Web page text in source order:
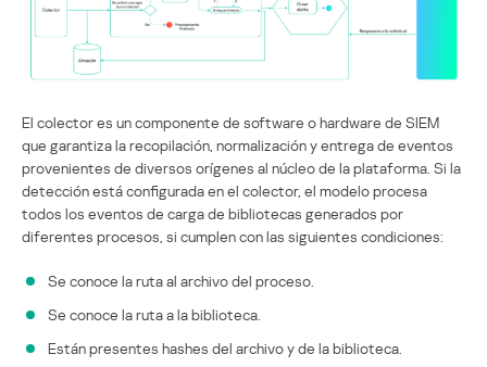
El colector es un componente de software o hardware de SIEM
que garantiza la recopilación, normalización y entrega de eventos
provenientes de diversos orígenes al núcleo de la plataforma. Si la
detección está configurada en el colector, el modelo procesa
todos los eventos de carga de bibliotecas generados por
diferentes procesos, si cumplen con las siguientes condiciones:
Se conoce la ruta al archivo del proceso.
Se conoce la ruta a la biblioteca.
Están presentes hashes del archivo y de la biblioteca.